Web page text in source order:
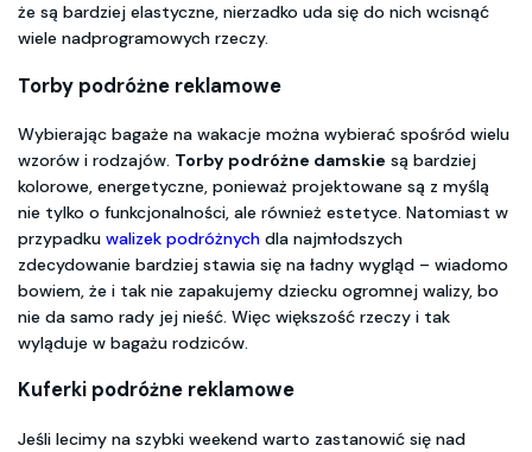
że są bardziej elastyczne, nierzadko uda się do nich wcisnąć
wiele nadprogramowych rzeczy.
Torby podróżne reklamowe
Wybierając bagaże na wakacje można wybierać spośród wielu
wzorów i rodzajów. Torby podróżne damskie są bardziej
kolorowe, energetyczne, ponieważ projektowane są z myślą
nie tylko o funkcjonalności, ale również estetyce. Natomiast w
przypadku walizek podróżnych dla najmłodszych
zdecydowanie bardziej stawia się na ładny wygląd – wiadomo
bowiem, że i tak nie zapakujemy dziecku ogromnej walizy, bo
nie da samo rady jej nieść. Więc większość rzeczy i tak
wyląduje w bagażu rodziców.
Kuferki podróżne reklamowe
Jeśli lecimy na szybki weekend warto zastanowić się nad